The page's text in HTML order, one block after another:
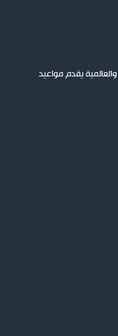
يقدم مواعيد